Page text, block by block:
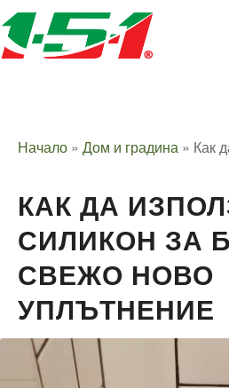
Начало » Дом и градина » Как
КАК ДА
СИЛИКОН ЗА
СВЕЖО НОВО
УПЛЪТНЕНИЕ